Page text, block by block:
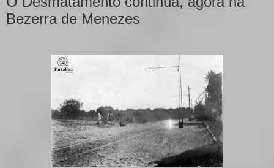
Bezerra de Menezes